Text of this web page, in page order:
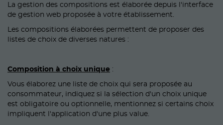
La gestion des compositions est élaborée depuis l'interface
de gestion web proposée à votre établissement.
Les compositions élaborées permettent de proposer des
listes de choix de diverses natures :
Composition à choix unique :
Vous élaborez une liste de choix qui sera proposée au
consommateur, indiquez si la sélection d'un choix unique
est obligatoire ou optionnelle, mentionnez si certains choix
impliquent l'application d'une plus value.